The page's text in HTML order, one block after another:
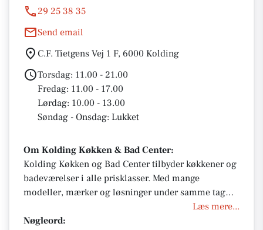
29 25 38 35
Send email
C.F. Tietgens Vej 1 F, 6000 Kolding
Torsdag: 11.00 - 21.00
Fredag: 11.00 - 17.00
Lørdag: 10.00 - 13.00
Søndag - Onsdag: Lukket
Om Kolding Køkken & Bad Center:
Kolding Køkken og Bad Center tilbyder køkkener og
badeværelser i alle prisklasser. Med mange
modeller, mærker og løsninger under samme tag
kan de levere stort set alt efter dine ønsker.Læs mere...
Nøgleord: